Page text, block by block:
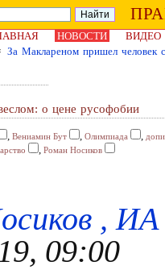
НОВОСТИ
ВИДЕО
За Маклареном пришел человек
о цене русофобии
, Вениамин Бут , Олимпиада ,
, Роман Носиков
,
09:00